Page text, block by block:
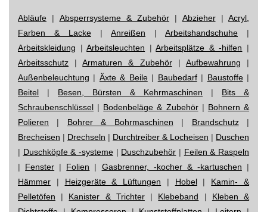
Abläufe | Absperrsysteme & Zubehör | Abzieher| Acryl,
Farben & Lacke | Anreißen | Arbeitshandschuhe |
Arbeitskleidung |Arbeitsleuchten |Arbeitsplätze & -hilfen |
Arbeitsschutz |Armaturen & Zubehör| Aufbewahrung |
Außenbeleuchtung | Äxte & Beile| Baubedarf| Baustoffe|
Beitel | Besen, Bürsten & Kehrmaschinen | Bits &
Schraubenschlüssel | Bodenbeläge & Zubehör| Bohnern &
Polieren | Bohrer & Bohrmaschinen | Brandschutz|
Brecheisen | Drechseln | Durchtreiber & Locheisen | Duschen
| Duschköpfe & -systeme | Duschzubehör | Feilen & Raspeln
| Fenster | Folien | Gasbrenner, -kocher & -kartuschen |
Hämmer | Heizgeräte & Lüftungen | Hobel| Kamin- &
Pelletöfen | Kanister & Trichter| Klebeband | Kleben &